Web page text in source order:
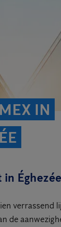
IN
Éghezée
verrassend
de